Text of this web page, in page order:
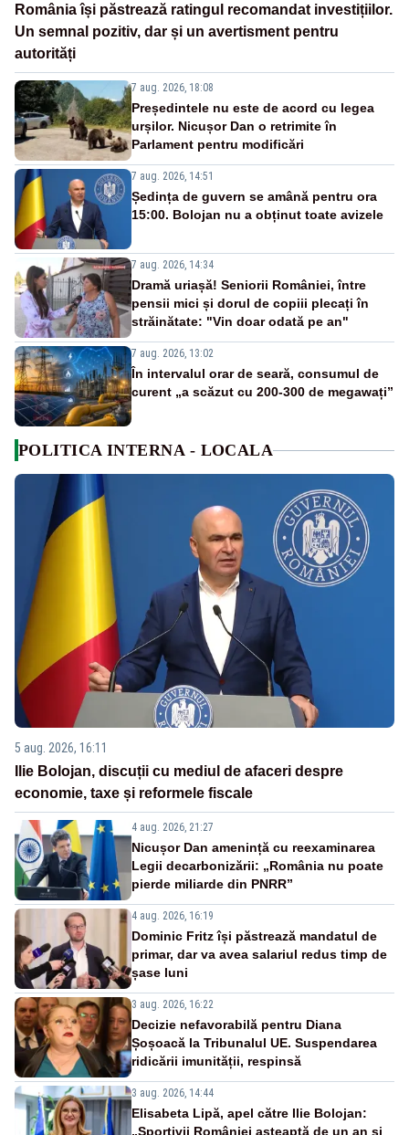
România își păstrează ratingul recomandat investițiilor.
Un semnal pozitiv, dar și un avertisment pentru
autorități
7 aug. 2026, 18:08
Președintele nu este de acord cu legea
urșilor. Nicușor Dan o retrimite în
Parlament pentru modificări
7 aug. 2026, 14:51
Ședința de guvern se amână pentru ora
15:00. Bolojan nu a obținut toate avizele
7 aug. 2026, 14:34
Dramă uriașă! Seniorii României, între
pensii mici și dorul de copiii plecați în
străinătate: "Vin doar odată pe an"
7 aug. 2026, 13:02
În intervalul orar de seară, consumul de
curent „a scăzut cu 200-300 de megawați”
POLITICA INTERNA - LOCALA
5 aug. 2026, 16:11
Ilie Bolojan, discuții cu mediul de afaceri despre
economie, taxe și reformele fiscale
4 aug. 2026, 21:27
Nicușor Dan amenință cu reexaminarea
Legii decarbonizării: „România nu poate
pierde miliarde din PNRR”
4 aug. 2026, 16:19
Dominic Fritz își păstrează mandatul de
primar, dar va avea salariul redus timp de
șase luni
3 aug. 2026, 16:22
Decizie nefavorabilă pentru Diana
Șoșoacă la Tribunalul UE. Suspendarea
ridicării imunității, respinsă
3 aug. 2026, 14:44
Elisabeta Lipă, apel către Ilie Bolojan:
„Sportivii României așteaptă de un an și